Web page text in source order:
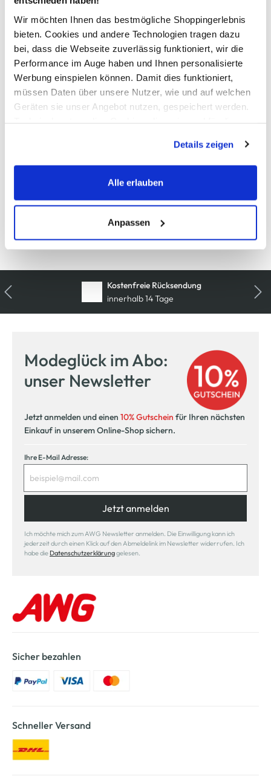
Wir möchten Ihnen das bestmögliche Shoppingerlebnis
bieten. Cookies und andere Technologien tragen dazu
bei, dass die Webseite zuverlässig funktioniert, wir die
Performance im Auge haben und Ihnen personalisierte
Werbung einspielen können. Damit dies funktioniert,
müssen Daten über unsere Nutzer, wie und auf welchen
Geräten sie unser Angebot nutzen, gespeichert werden.
werden, werden bei der Nutzung der Webseite auf jeden
Fall gesetzt. Cookies von Drittanbietern für Analyse- oder
Trackingzwecke werden nur dann aktiviert, wenn Sie das
erlauben" bzw. "Alle erlauben" klicken. Mehr dazu
(einschließlich der Möglichkeit, die Einwilligungserklärung
zu ändern oder zu widerrufen) erfahren Sie in unserem
Cookie-Hinweisbzw. derDatenschutzerklärung.
Details zeigen
Alle erlauben
Anpassen
AWG Artikelnummer
868416-navy
Material
Pflegehinweise
Details zur Produktsicherheit anzeigen
Kostenfreie Rücksendung
innerhalb 14 Tage
Modeglück im Abo:
unser Newsletter
Jetzt anmelden und einen 10% Gutschein für Ihren nächsten
Einkauf in unserem Online-Shop sichern.
Ihre E-Mail Adresse:
Jetzt anmelden
Ich möchte mich zum AWG Newsletter anmelden. Die Einwilligung kann ich
jederzeit durch einen Klick auf den Abmeldelink im Newsletter widerrufen. Ich
habe die Datenschutzerklärunggelesen.
Sicher bezahlen
Schneller Versand